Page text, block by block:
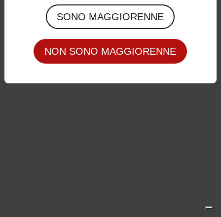
SONO MAGGIORENNE
NON SONO MAGGIORENNE